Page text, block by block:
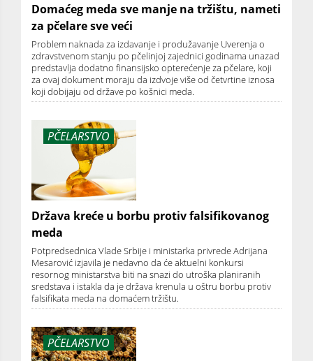
Domaćeg meda sve manje na tržištu, nameti
za pčelare sve veći
Problem naknada za izdavanje i produžavanje Uverenja o
zdravstvenom stanju po pčelinjoj zajednici godinama unazad
predstavlja dodatno finansijsko opterećenje za pčelare, koji
za ovaj dokument moraju da izdvoje više od četvrtine iznosa
koji dobijaju od države po košnici meda.
PČELARSTVO
Država kreće u borbu protiv falsifikovanog
meda
Potpredsednica Vlade Srbije i ministarka privrede Adrijana
Mesarović izjavila je nedavno da će aktuelni konkursi
resornog ministarstva biti na snazi do utroška planiranih
sredstava i istakla da je država krenula u oštru borbu protiv
falsifikata meda na domaćem tržištu.
PČELARSTVO